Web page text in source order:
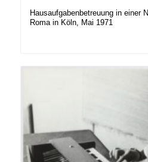
Hausaufgabenbetreuung in einer
Roma in Köln, Mai 1971